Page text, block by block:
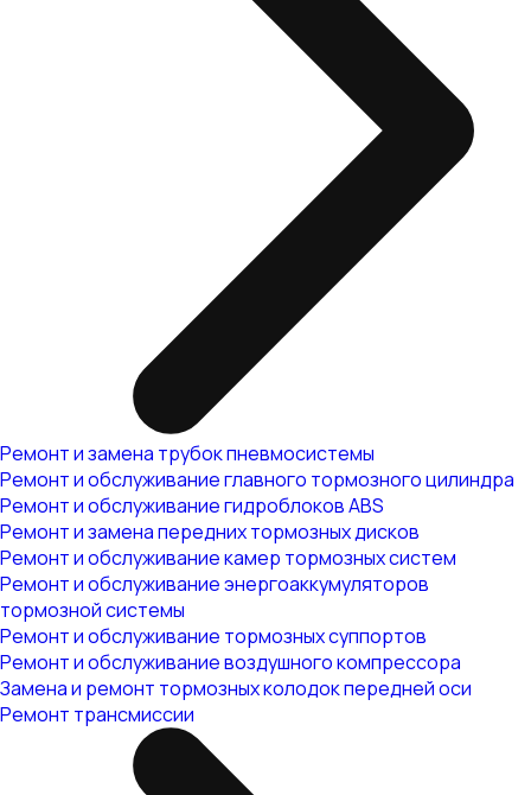
Ремонт и замена трубок пневмосистемы
Ремонт и обслуживание главного тормозного цилиндра
Ремонт и обслуживание гидроблоков ABS
Ремонт и замена передних тормозных дисков
Ремонт и обслуживание камер тормозных систем
Ремонт и обслуживание энергоаккумуляторов
тормозной системы
Ремонт и обслуживание тормозных суппортов
Ремонт и обслуживание воздушного компрессора
Замена и ремонт тормозных колодок передней оси
Ремонт трансмиссии